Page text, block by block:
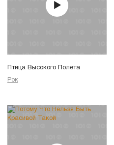
Птица Высокого Полета
Рок